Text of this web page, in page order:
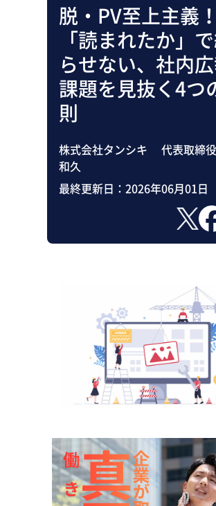
脱・PV至上主義！
「読まれたか」
らせない、社内
課題を見抜く4つ
則
株式会社タンシキ 代表取締
和久
最終更新日： 2026年06月01日